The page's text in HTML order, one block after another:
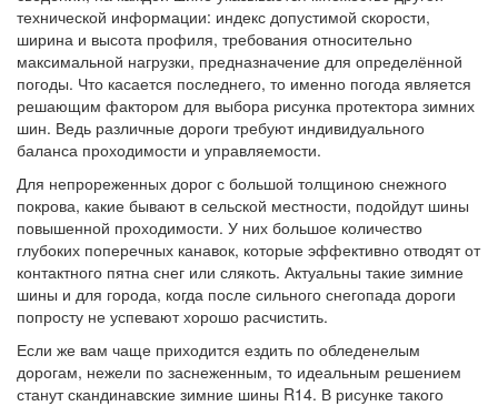
технической информации: индекс допустимой скорости,
ширина и высота профиля, требования относительно
максимальной нагрузки, предназначение для определённой
погоды. Что касается последнего, то именно погода является
решающим фактором для выбора рисунка протектора зимних
шин. Ведь различные дороги требуют индивидуального
баланса проходимости и управляемости.
Для непрореженных дорог с большой толщиною снежного
покрова, какие бывают в сельской местности, подойдут шины
повышенной проходимости. У них большое количество
глубоких поперечных канавок, которые эффективно отводят от
контактного пятна снег или слякоть. Актуальны такие зимние
шины и для города, когда после сильного снегопада дороги
попросту не успевают хорошо расчистить.
Если же вам чаще приходится ездить по обледенелым
дорогам, нежели по заснеженным, то идеальным решением
станут скандинавские зимние шины R14. В рисунке такого